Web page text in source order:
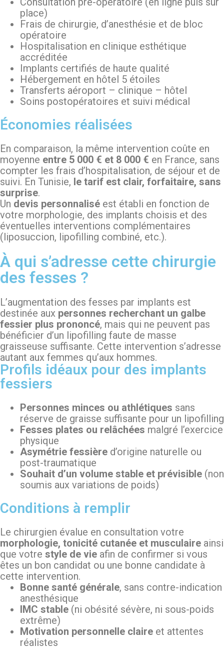
place)
Frais de chirurgie, d’anesthésie et de bloc
opératoire
Hospitalisation en clinique esthétique
accréditée
Implants certifiés de haute qualité
Hébergement en hôtel 5 étoiles
Transferts aéroport – clinique – hôtel
Soins postopératoires et suivi médical
Économies réalisées
En comparaison, la même intervention coûte en
moyenne entre 5 000 € et 8 000 € en France, sans
compter les frais d’hospitalisation, de séjour et de
suivi. En Tunisie, le tarif est clair, forfaitaire, sans
surprise.
Un devis personnalisé est établi en fonction de
votre morphologie, des implants choisis et des
éventuelles interventions complémentaires
(liposuccion, lipofilling combiné, etc.).
À qui s’adresse cette chirurgie
des fesses ?
L’augmentation des fesses par implants est
destinée aux personnes recherchant un galbe
fessier plus prononcé, mais qui ne peuvent pas
bénéficier d’un lipofilling faute de masse
graisseuse suffisante. Cette intervention s’adresse
autant aux femmes qu’aux hommes.
Profils idéaux pour des implants
fessiers
Personnes minces ou athlétiques sans
réserve de graisse suffisante pour un lipofilling
Fesses plates ou relâchées malgré l’exercice
physique
Asymétrie fessière d’origine naturelle ou
post-traumatique
Souhait d’un volume stable et prévisible (non
soumis aux variations de poids)
Conditions à remplir
Le chirurgien évalue en consultation votre
morphologie, tonicité cutanée et musculaire ainsi
que votre style de vie afin de confirmer si vous
êtes un bon candidat ou une bonne candidate à
cette intervention.
Bonne santé générale, sans contre-indication
anesthésique
IMC stable (ni obésité sévère, ni sous-poids
extrême)
Motivation personnelle claire et attentes
réalistes